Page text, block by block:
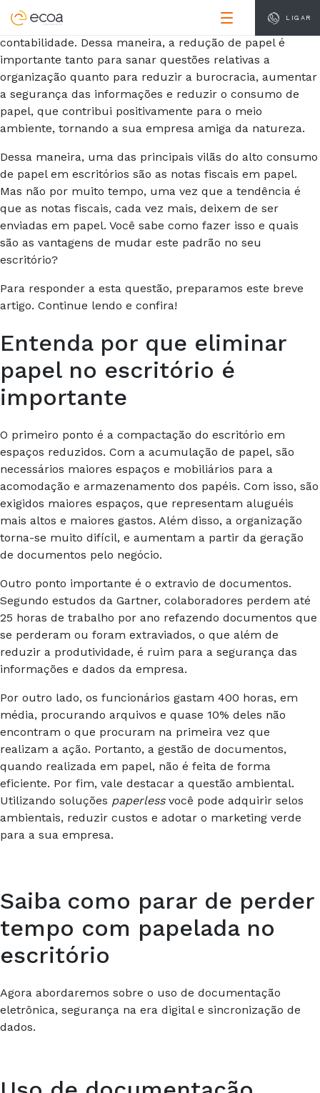
LIGAR
Nosso mundo tem se tornado cada vez mais digital e não
poderia ser diferente nos negócios e na área de
contabilidade. Dessa maneira, a redução de papel é
importante tanto para sanar questões relativas a
organização quanto para reduzir a burocracia, aumentar
a segurança das informações e reduzir o consumo de
papel, que contribui positivamente para o meio
ambiente, tornando a sua empresa amiga da natureza.
Dessa maneira, uma das principais vilãs do alto consumo
de papel em escritórios são as notas fiscais em papel.
Mas não por muito tempo, uma vez que a tendência é
que as notas fiscais, cada vez mais, deixem de ser
enviadas em papel. Você sabe como fazer isso e quais
são as vantagens de mudar este padrão no seu
escritório?
Para responder a esta questão, preparamos este breve
artigo. Continue lendo e confira!
Entenda por que eliminar
papel no escritório é
importante
O primeiro ponto é a compactação do escritório em
espaços reduzidos. Com a acumulação de papel, são
necessários maiores espaços e mobiliários para a
acomodação e armazenamento dos papéis. Com isso, são
exigidos maiores espaços, que representam aluguéis
mais altos e maiores gastos. Além disso, a organização
torna-se muito difícil, e aumentam a partir da geração
de documentos pelo negócio.
Outro ponto importante é o extravio de documentos.
Segundo estudos da Gartner, colaboradores perdem até
25 horas de trabalho por ano refazendo documentos que
se perderam ou foram extraviados, o que além de
reduzir a produtividade, é ruim para a segurança das
informações e dados da empresa.
Por outro lado, os funcionários gastam 400 horas, em
média, procurando arquivos e quase 10% deles não
encontram o que procuram na primeira vez que
realizam a ação. Portanto, a gestão de documentos,
quando realizada em papel, não é feita de forma
eficiente. Por fim, vale destacar a questão ambiental.
Utilizando soluções paperlessvocê pode adquirir selos
ambientais, reduzir custos e adotar o marketing verde
para a sua empresa.
Saiba como parar de perder
tempo com papelada no
escritório
Agora abordaremos sobre o uso de documentação
eletrônica, segurança na era digital e sincronização de
dados.